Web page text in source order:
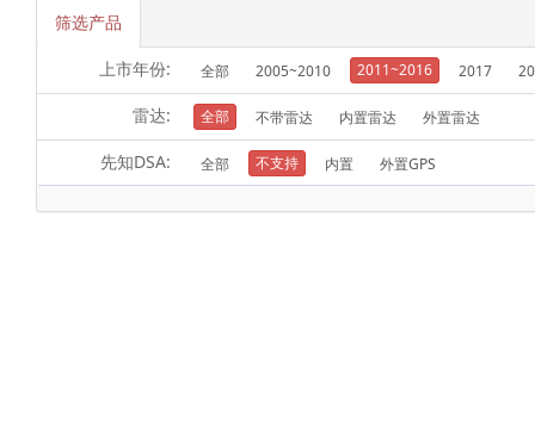
筛选产品
上市年份: 全部 2005~2010 2011~2016 2017
雷达: 全部 不带雷达 内置雷达 外置雷达
先知DSA: 全部 不支持 内置 外置GPS